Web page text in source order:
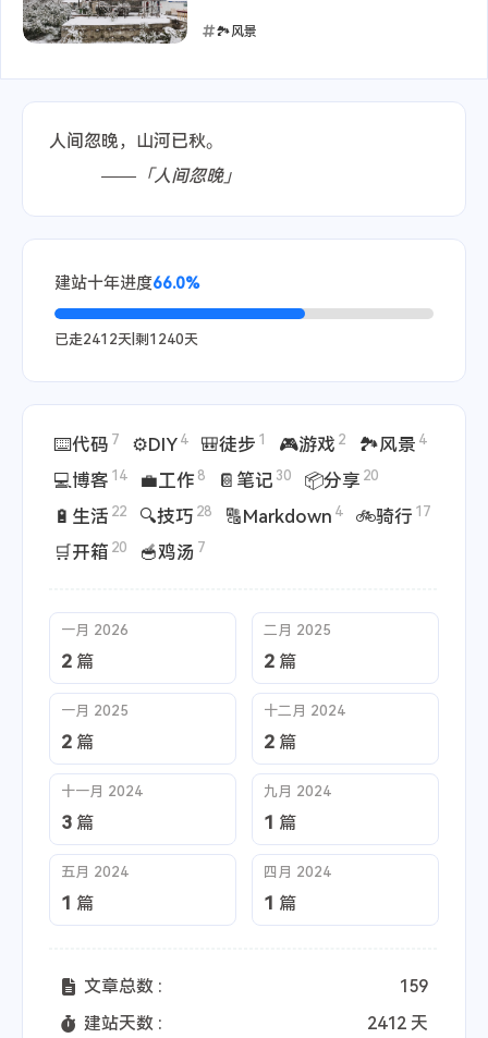
🏞️风景
⌨️代码 7 ⚙️DIY 4 🎒徒步 1 🎮游戏 2 🏞️风景 4
💻博客 14 💼工作 8 📔笔记 30 📦分享 20
🔋生活 22 🔍技巧 28 🔠Markdown 4 🚲骑行 17
🛒开箱 20 🥣鸡汤 7
一月 2026
2 篇
二月 2025
2 篇
一月 2025
2 篇
十二月 2024
2 篇
十一月 2024
3 篇
九月 2024
1 篇
五月 2024
1 篇
四月 2024
1 篇
文章总数 :
159
建站天数 :
2412 天
人间忽晚，山河已秋。
——「人间忽晚」
建站十年进度66.0%
已走2412天|剩 1240天